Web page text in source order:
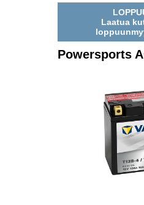
Laatua
Powersports